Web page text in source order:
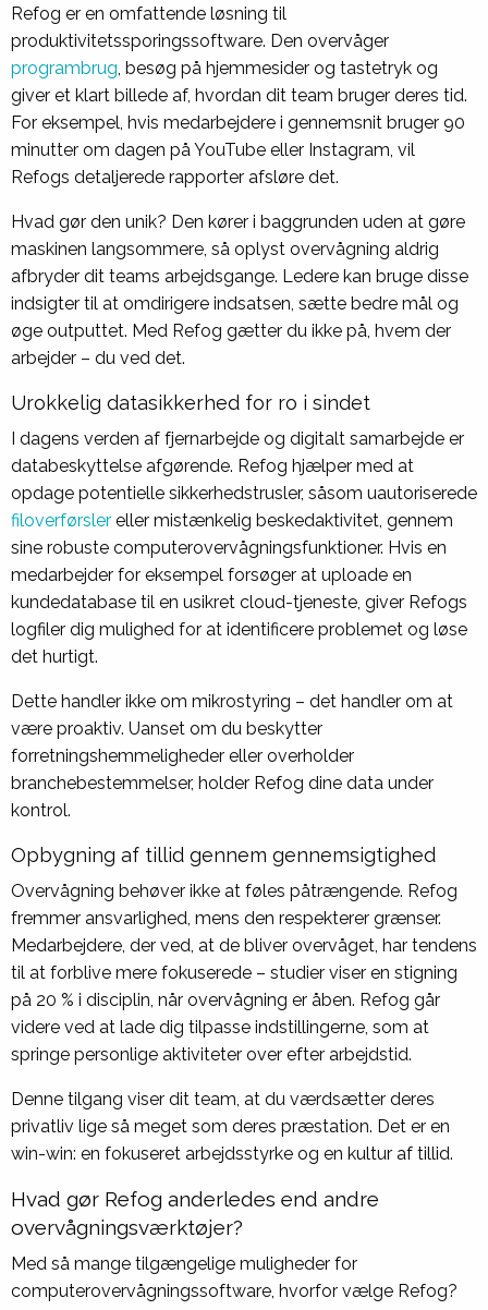
Refog er en omfattende løsning til
produktivitetssporingssoftware. Den overvåger
programbrug, besøg på hjemmesider og tastetryk og
giver et klart billede af, hvordan dit team bruger deres tid.
For eksempel, hvis medarbejdere i gennemsnit bruger 90
minutter om dagen på YouTube eller Instagram, vil
Refogs detaljerede rapporter afsløre det.
Hvad gør den unik? Den kører i baggrunden uden at gøre
maskinen langsommere, så oplyst overvågning aldrig
afbryder dit teams arbejdsgange. Ledere kan bruge disse
indsigter til at omdirigere indsatsen, sætte bedre mål og
øge outputtet. Med Refog gætter du ikke på, hvem der
arbejder – du ved det.
Urokkelig datasikkerhed for ro i sindet
I dagens verden af fjernarbejde og digitalt samarbejde er
databeskyttelse afgørende. Refog hjælper med at
opdage potentielle sikkerhedstrusler, såsom uautoriserede
filoverførsler eller mistænkelig beskedaktivitet, gennem
sine robuste computerovervågningsfunktioner. Hvis en
medarbejder for eksempel forsøger at uploade en
kundedatabase til en usikret cloud-tjeneste, giver Refogs
logfiler dig mulighed for at identificere problemet og løse
det hurtigt.
Dette handler ikke om mikrostyring – det handler om at
være proaktiv. Uanset om du beskytter
forretningshemmeligheder eller overholder
branchebestemmelser, holder Refog dine data under
kontrol.
Opbygning af tillid gennem gennemsigtighed
Overvågning behøver ikke at føles påtrængende. Refog
fremmer ansvarlighed, mens den respekterer grænser.
Medarbejdere, der ved, at de bliver overvåget, har tendens
til at forblive mere fokuserede – studier viser en stigning
på 20 % i disciplin, når overvågning er åben. Refog går
videre ved at lade dig tilpasse indstillingerne, som at
springe personlige aktiviteter over efter arbejdstid.
Denne tilgang viser dit team, at du værdsætter deres
privatliv lige så meget som deres præstation. Det er en
win-win: en fokuseret arbejdsstyrke og en kultur af tillid.
Hvad gør Refog anderledes end andre
overvågningsværktøjer?
Med så mange tilgængelige muligheder for
computerovervågningssoftware, hvorfor vælge Refog?